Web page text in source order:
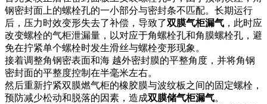
钢密封面上的螺栓孔的一小部分与密封条不匹配。长期运行
后，压力时效变形失去了补偿，导致了双膜气柜漏气 ，此时应
改变螺栓的气柜泄漏量，以对应于角螺栓孔和角膜螺栓孔，避
免在拧紧单个螺栓时发生滑丝与螺栓变形现象。
接着调整角钢密表面和海 越外密封膜的平整角度，并将角钢
密封面的平整度控制在半毫米左右。
然后重新拧紧双膜燃气柜的橡胶膜与波纹板之间的固定螺栓，
预防减少松动和脱落的因素，造成双膜储气柜漏气。